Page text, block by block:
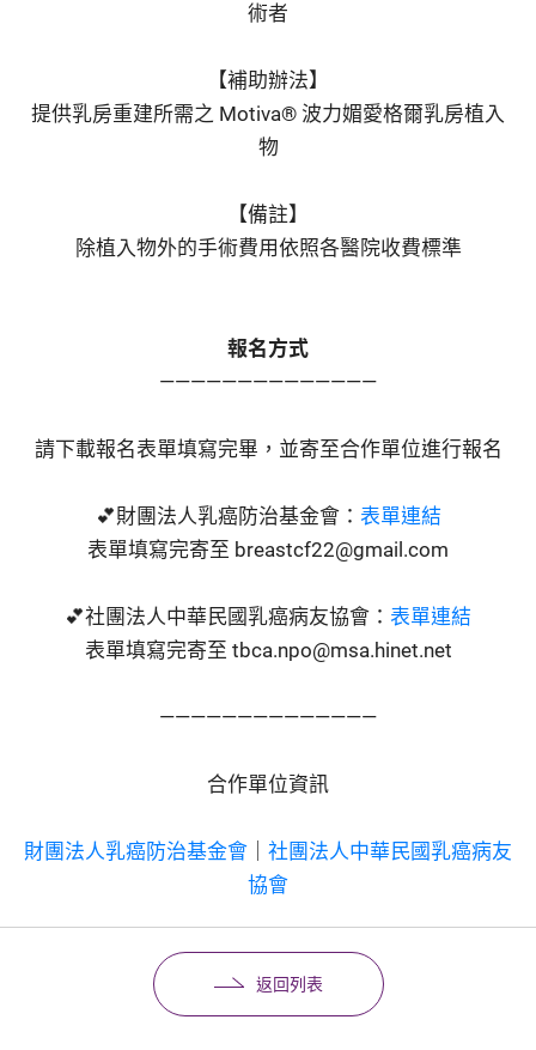
術者
【補助辦法】
提供乳房重建所需之 Motiva® 波力媚愛格爾乳房植入
物
【備註】
除植入物外的手術費用依照各醫院收費標準
報名方式
——————————————
請下載報名表單填寫完畢，並寄至合作單位進行報名
💕財團法人乳癌防治基金會： 表單連結
表單填寫完寄至 breastcf22@gmail.com
💕社團法人中華民國乳癌病友協會： 表單連結
表單填寫完寄至 tbca.npo@msa.hinet.net
——————————————
合作單位資訊
財團法人乳癌防治基金會
社團法人中華民國乳癌病友
協會
返回列表